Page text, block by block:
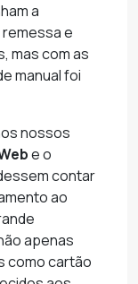
a
e
mas com as
manual foi
nossos
e o
contar
ao
apenas
como cartão